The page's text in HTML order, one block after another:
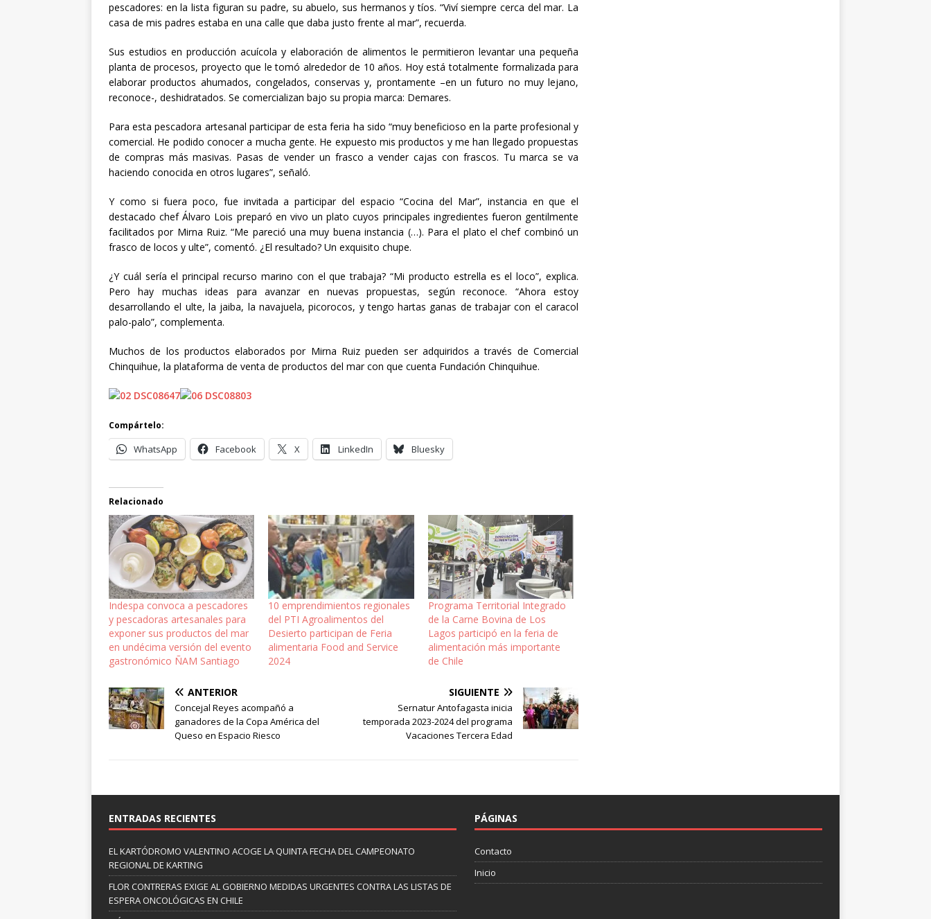
pescadores: en la lista figuran su padre, su abuelo, sus hermanos y tíos. “Viví siempre cerca del mar. La
casa de mis padres estaba en una calle que daba justo frente al mar”, recuerda.
Sus estudios en producción acuícola y elaboración de alimentos le permitieron levantar una pequeña
planta de procesos, proyecto que le tomó alrededor de 10 años. Hoy está totalmente formalizada para
elaborar productos ahumados, congelados, conservas y, prontamente –en un futuro no muy lejano,
reconoce-, deshidratados. Se comercializan bajo su propia marca: Demares.
Para esta pescadora artesanal participar de esta feria ha sido “muy beneficioso en la parte profesional y
comercial. He podido conocer a mucha gente. He expuesto mis productos y me han llegado propuestas
de compras más masivas. Pasas de vender un frasco a vender cajas con frascos. Tu marca se va
haciendo conocida en otros lugares”, señaló.
Y como si fuera poco, fue invitada a participar del espacio “Cocina del Mar”, instancia en que el
destacado chef Álvaro Lois preparó en vivo un plato cuyos principales ingredientes fueron gentilmente
facilitados por Mirna Ruiz. “Me pareció una muy buena instancia (…). Para el plato el chef combinó un
frasco de locos y ulte”, comentó. ¿El resultado? Un exquisito chupe.
¿Y cuál sería el principal recurso marino con el que trabaja? “Mi producto estrella es el loco”, explica.
Pero hay muchas ideas para avanzar en nuevas propuestas, según reconoce. “Ahora estoy
desarrollando el ulte, la jaiba, la navajuela, picorocos, y tengo hartas ganas de trabajar con el caracol
palo-palo”, complementa.
Muchos de los productos elaborados por Mirna Ruiz pueden ser adquiridos a través de Comercial
Chinquihue, la plataforma de venta de productos del mar con que cuenta Fundación Chinquihue.
Compártelo:
WhatsApp Facebook X LinkedIn Bluesky
Relacionado
Indespa convoca a pescadores
y pescadoras artesanales para
exponer sus productos del mar
en undécima versión del evento
gastronómico ÑAM Santiago
10 emprendimientos regionales
del PTI Agroalimentos del
Desierto participan de Feria
alimentaria Food and Service
2024
Programa Territorial Integrado
de la Carne Bovina de Los
Lagos participó en la feria de
alimentación más importante
de Chile
ANTERIOR
Concejal Reyes acompañó a
ganadores de la Copa América del
Queso en Espacio Riesco
SIGUIENTE
Sernatur Antofagasta inicia
temporada 2023-2024 del programa
Vacaciones Tercera Edad
ENTRADAS RECIENTES
EL KARTÓDROMO VALENTINO ACOGE LA QUINTA FECHA DEL CAMPEONATO
REGIONAL DE KARTING
FLOR CONTRERAS EXIGE AL GOBIERNO MEDIDAS URGENTES CONTRA LAS LISTAS DE
ESPERA ONCOLÓGICAS EN CHILE
PÁGINAS
Contacto
Inicio